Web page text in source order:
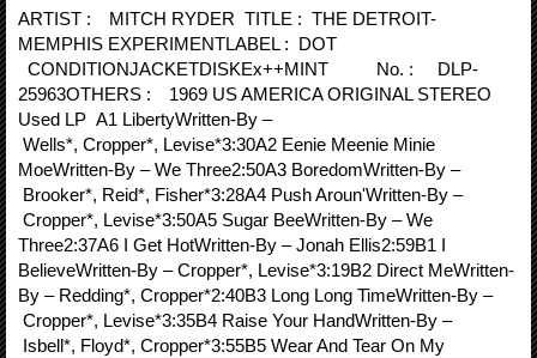
ARTIST : MITCH RYDER TITLE : THE DETROIT-
MEMPHIS EXPERIMENTLABEL : DOT
CONDITIONJACKETDISKEx++MINT No. : DLP-
25963OTHERS : 1969 US AMERICA ORIGINAL STEREO
Used LP A1 LibertyWritten-By –
Wells*, Cropper*, Levise*3:30A2 Eenie Meenie Minie
MoeWritten-By – We Three2:50A3 BoredomWritten-By –
Brooker*, Reid*, Fisher*3:28A4 Push Aroun'Written-By –
Cropper*, Levise*3:50A5 Sugar BeeWritten-By – We
Three2:37A6 I Get HotWritten-By – Jonah Ellis2:59B1 I
BelieveWritten-By – Cropper*, Levise*3:19B2 Direct MeWritten-
By – Redding*, Cropper*2:40B3 Long Long TimeWritten-By –
Cropper*, Levise*3:35B4 Raise Your HandWritten-By –
Isbell*, Floyd*, Cropper*3:55B5 Wear And Tear On My